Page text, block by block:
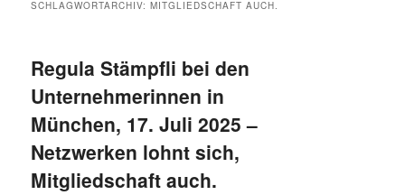
SCHLAGWORTARCHIV:MITGLIEDSCHAFT AUCH.
Regula Stämpfli bei den
Unternehmerinnen in
München, 17. Juli 2025 –
Netzwerken lohnt sich,
Mitgliedschaft auch.